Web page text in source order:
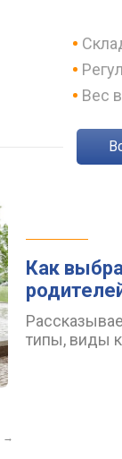
Вес
Как
типы, виды
→